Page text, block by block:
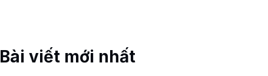
Bài viết mới nhất